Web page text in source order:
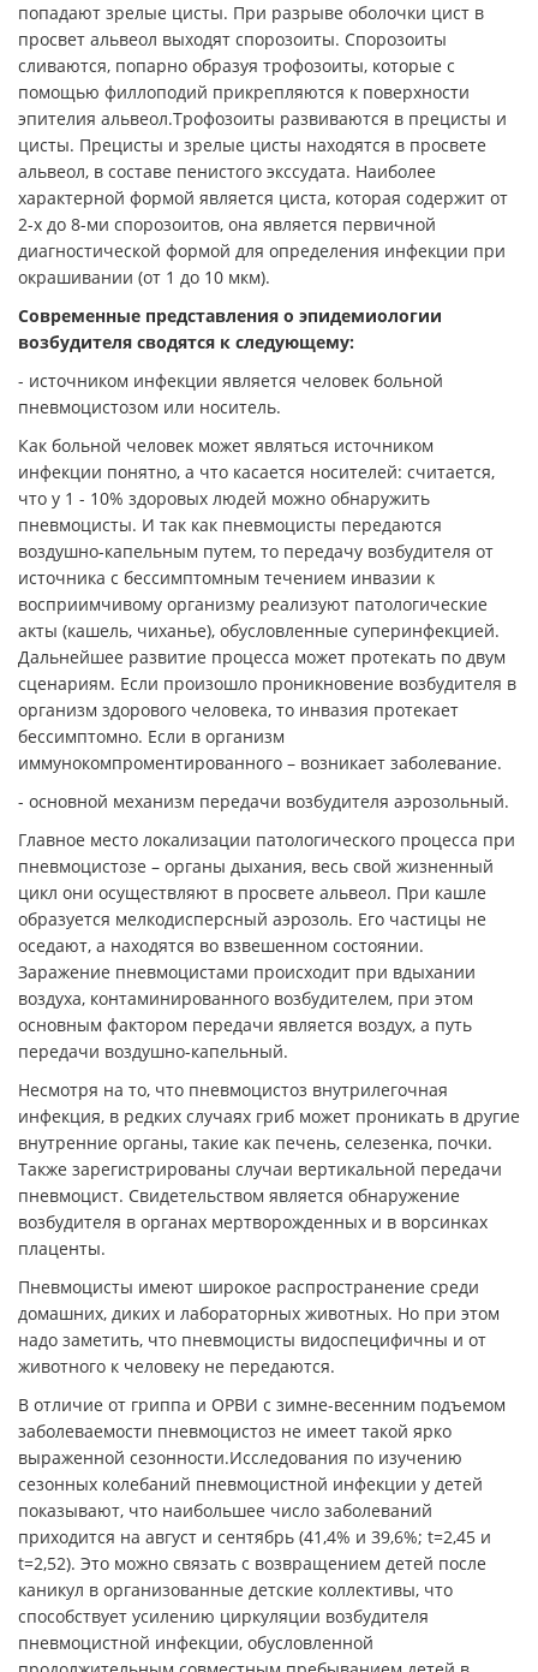
попадают зрелые цисты. При разрыве оболочки цист в
просвет альвеол выходят спорозоиты. Спорозоиты
сливаются, попарно образуя трофозоиты, которые с
помощью филлоподий прикрепляются к поверхности
эпителия альвеол.Трофозоиты развиваются в прецисты и
цисты. Прецисты и зрелые цисты находятся в просвете
альвеол, в составе пенистого экссудата. Наиболее
характерной формой является циста, которая содержит от
2-х до 8-ми спорозоитов, она является первичной
диагностической формой для определения инфекции при
окрашивании (от 1 до 10 мкм).
Современные представления о эпидемиологии
возбудителя сводятся к следующему:
- источником инфекции является человек больной
пневмоцистозом или носитель.
Как больной человек может являться источником
инфекции понятно, а что касается носителей: считается,
что у 1 - 10% здоровых людей можно обнаружить
пневмоцисты. И так как пневмоцисты передаются
воздушно-капельным путем, то передачу возбудителя от
источника с бессимптомным течением инвазии к
восприимчивому организму реализуют патологические
акты (кашель, чиханье), обусловленные суперинфекцией.
Дальнейшее развитие процесса может протекать по двум
сценариям. Если произошло проникновение возбудителя в
организм здорового человека, то инвазия протекает
бессимптомно. Если в организм
иммунокомпроментированного – возникает заболевание.
- основной механизм передачи возбудителя аэрозольный.
Главное место локализации патологического процесса при
пневмоцистозе – органы дыхания, весь свой жизненный
цикл они осуществляют в просвете альвеол. При кашле
образуется мелкодисперсный аэрозоль. Его частицы не
оседают, а находятся во взвешенном состоянии.
Заражение пневмоцистами происходит при вдыхании
воздуха, контаминированного возбудителем, при этом
основным фактором передачи является воздух, а путь
передачи воздушно-капельный.
Несмотря на то, что пневмоцистоз внутрилегочная
инфекция, в редких случаях гриб может проникать в другие
внутренние органы, такие как печень, селезенка, почки.
Также зарегистрированы случаи вертикальной передачи
пневмоцист. Свидетельством является обнаружение
возбудителя в органах мертворожденных и в ворсинках
плаценты.
Пневмоцисты имеют широкое распространение среди
домашних, диких и лабораторных животных. Но при этом
надо заметить, что пневмоцисты видоспецифичны и от
животного к человеку не передаются.
В отличие от гриппа и ОРВИ с зимне-весенним подъемом
заболеваемости пневмоцистоз не имеет такой ярко
выраженной сезонности.Исследования по изучению
сезонных колебаний пневмоцистной инфекции у детей
показывают, что наибольшее число заболеваний
приходится на август и сентябрь (41,4% и 39,6%; t=2,45 и
t=2,52). Это можно связать с возвращением детей после
каникул в организованные детские коллективы, что
способствует усилению циркуляции возбудителя
пневмоцистной инфекции, обусловленной